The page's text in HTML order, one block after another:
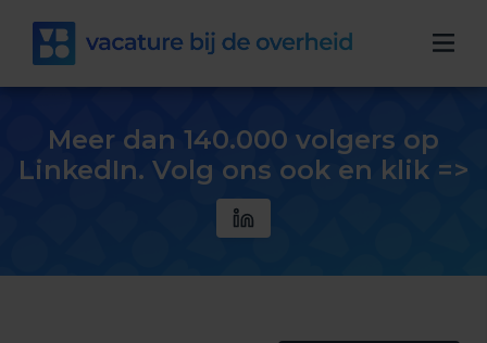
Meer dan 140.000 volgers op
LinkedIn. Volg ons ook en klik =>